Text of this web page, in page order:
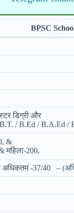
BPSC
डिग्री और
/ B.Ed / B.A.Ed /
&
महिला-200,
अधिकतम -37/40 –